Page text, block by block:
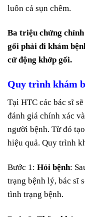
luôn cả sụn chêm.
Ba triệu chứng
gối phải đi khám
cử động khớp gối.
Quy trình khám
Tại HTC các bác sĩ
đánh giá chính xác
người bệnh. Từ đó
hiệu quả. Quy trình
Bước 1: Hỏi bệnh:
trạng bệnh lý, bác sĩ
tình trạng bệnh.